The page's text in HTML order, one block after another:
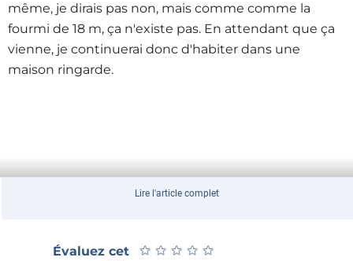
même, je dirais pas non, mais comme comme la
fourmi de 18 m, ça n'existe pas. En attendant que ça
vienne, je continuerai donc d'habiter dans une
maison ringarde.
Lire l'article complet
Évaluez cet
★ ★ ★ ★ ★
★ ★ ★ ★ ★